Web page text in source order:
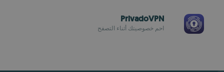
PrivadoVPN
احمِ خصوصيتك أثناء التصفح